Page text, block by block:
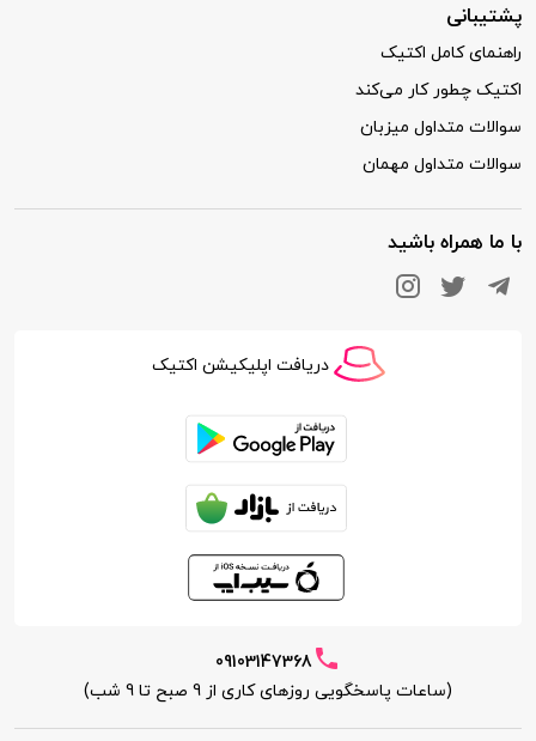
پشتیبانی
راهنمای کامل اکتیک
اکتیک چطور کار می‌کند
سوالات متداول میزبان
سوالات متداول مهمان
با ما همراه باشید
دریافت اپلیکیشن اکتیک
09103147368
(ساعات پاسخگویی روزهای کاری از 9 صبح تا 9 شب)